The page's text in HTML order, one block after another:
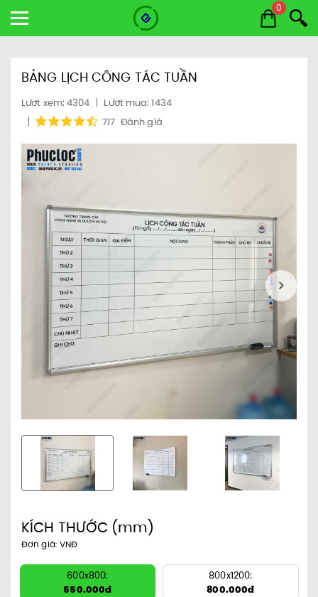
0
BẢNG LỊCH CÔNG TÁC TUẦN
Lượt xem: 4304
Lượt mua: 1434
717 Đánh giá
KÍCH THƯỚC (mm)
Đơn giá: VNĐ
600x800:
550.000đ
800x1200:
800.000đ